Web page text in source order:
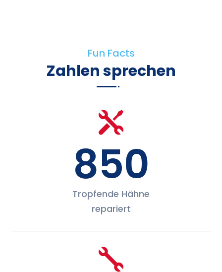
Fun Facts
Zahlen sprechen

850
Tropfende Hähne
repariert
